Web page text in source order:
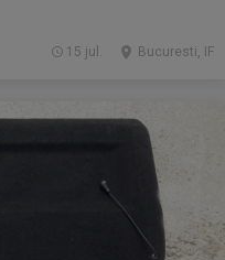
Bucuresti, IF
15 jul.